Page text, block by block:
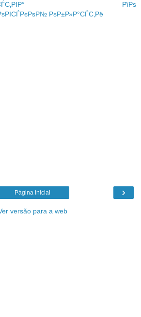
РїРѕ
РѕР±Р»Р°СЃС‚Рё
›
Página inicial
versão para a web